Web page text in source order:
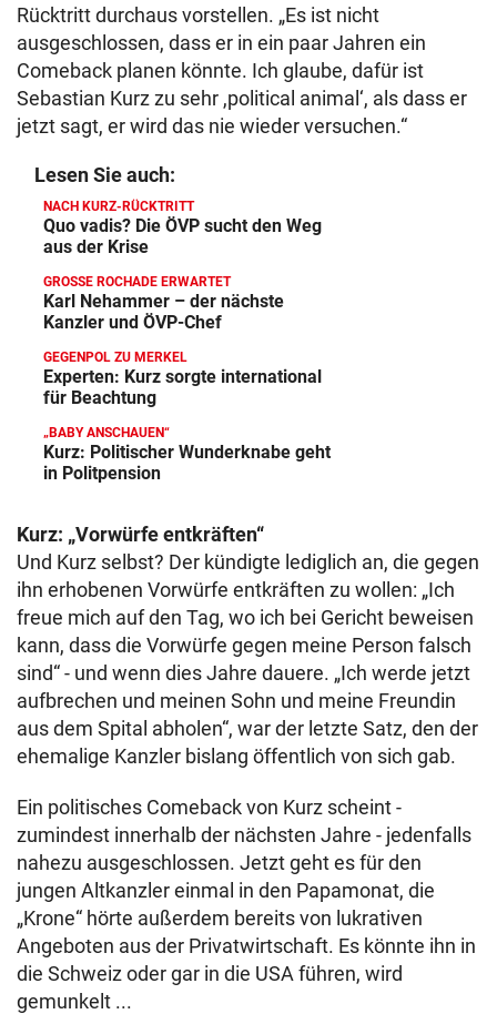
Rücktritt durchaus vorstellen. „Es ist nicht
ausgeschlossen, dass er in ein paar Jahren ein
Comeback planen könnte. Ich glaube, dafür ist
Sebastian Kurz zu sehr ,political animal‘, als dass er
jetzt sagt, er wird das nie wieder versuchen.“
Lesen Sie auch:
NACH KURZ-RÜCKTRITT
Quo vadis? Die ÖVP sucht den Weg
aus der Krise
GROSSE ROCHADE ERWARTET
Karl Nehammer – der nächste
Kanzler und ÖVP-Chef
GEGENPOL ZU MERKEL
Experten: Kurz sorgte international
für Beachtung
„BABY ANSCHAUEN“
Kurz: Politischer Wunderknabe geht
in Politpension
Kurz: „Vorwürfe entkräften“
Und Kurz selbst? Der kündigte lediglich an, die gegen
ihn erhobenen Vorwürfe entkräften zu wollen: „Ich
freue mich auf den Tag, wo ich bei Gericht beweisen
kann, dass die Vorwürfe gegen meine Person falsch
sind“ - und wenn dies Jahre dauere. „Ich werde jetzt
aufbrechen und meinen Sohn und meine Freundin
aus dem Spital abholen“, war der letzte Satz, den der
ehemalige Kanzler bislang öffentlich von sich gab.
Ein politisches Comeback von Kurz scheint -
zumindest innerhalb der nächsten Jahre - jedenfalls
nahezu ausgeschlossen. Jetzt geht es für den
jungen Altkanzler einmal in den Papamonat, die
„Krone“ hörte außerdem bereits von lukrativen
Angeboten aus der Privatwirtschaft. Es könnte ihn in
die Schweiz oder gar in die USA führen, wird
gemunkelt ...